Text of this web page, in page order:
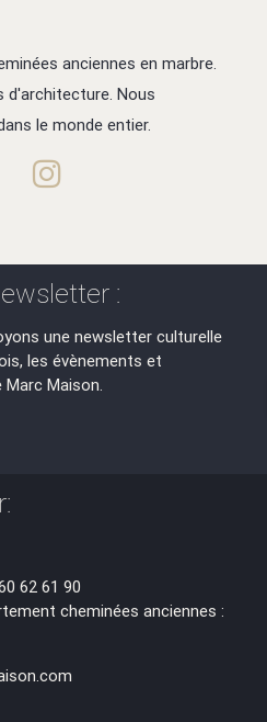
anciennes en marbre.
d'architecture. Nous
le monde entier.
:
une newsletter culturelle
les évènements et
Maison.
62 61 90
cheminées anciennes :